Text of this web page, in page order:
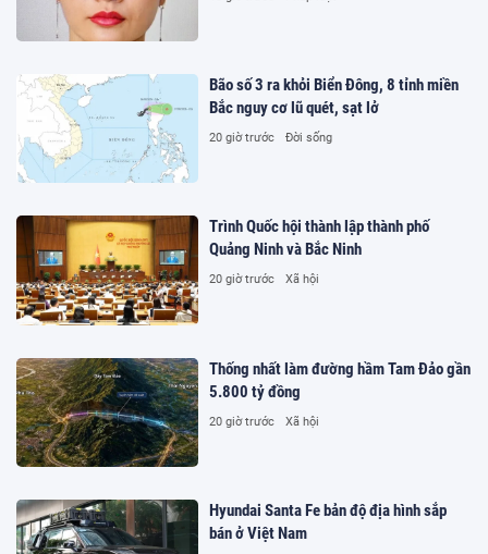
Bão số 3 ra khỏi Biển Đông, 8 tỉnh miền
Bắc nguy cơ lũ quét, sạt lở
20 giờ trước Đời sống
Trình Quốc hội thành lập thành phố
Quảng Ninh và Bắc Ninh
20 giờ trước Xã hội
Thống nhất làm đường hầm Tam Đảo gần
5.800 tỷ đồng
20 giờ trước Xã hội
Hyundai Santa Fe bản độ địa hình sắp
bán ở Việt Nam